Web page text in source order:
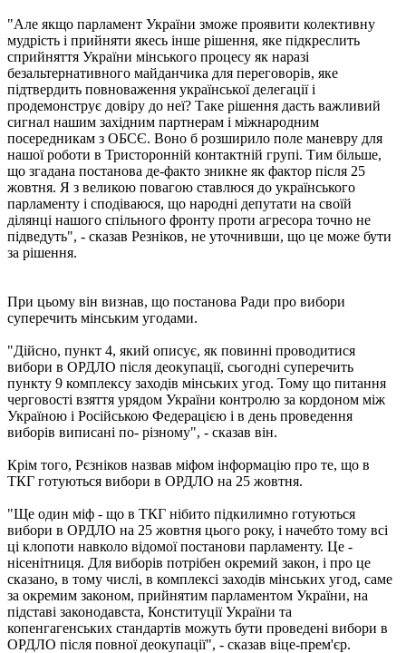
"Але якщо парламент України зможе проявити колективну
мудрість і прийняти якесь інше рішення, яке підкреслить
сприйняття України мінського процесу як наразі
безальтернативного майданчика для переговорів, яке
підтвердить повноваження української делегації і
продемонструє довіру до неї? Таке рішення дасть важливий
сигнал нашим західним партнерам і міжнародним
посередникам з ОБСЄ. Воно б розширило поле маневру для
нашої роботи в Тристоронній контактній групі. Тим більше,
що згадана постанова де-факто зникне як фактор після 25
жовтня. Я з великою повагою ставлюся до українського
парламенту і сподіваюся, що народні депутати на своїй
ділянці нашого спільного фронту проти агресора точно не
підведуть", - сказав Резніков, не уточнивши, що це може бути
за рішення.
При цьому він визнав, що постанова Ради про вибори
суперечить мінським угодами.
"Дійсно, пункт 4, який описує, як повинні проводитися
вибори в ОРДЛО після деокупації, сьогодні суперечить
пункту 9 комплексу заходів мінських угод. Тому що питання
черговості взяття урядом України контролю за кордоном між
Україною і Російською Федерацією і в день проведення
виборів виписані по- різному", - сказав він.
Крім того, Рєзніков назвав міфом інформацію про те, що в
ТКГ готуються вибори в ОРДЛО на 25 жовтня.
"Ще один міф - що в ТКГ нібито підкилимно готуються
вибори в ОРДЛО на 25 жовтня цього року, і начебто тому всі
ці клопоти навколо відомої постанови парламенту. Це -
нісенітниця. Для виборів потрібен окремий закон, і про це
сказано, в тому числі, в комплексі заходів мінських угод, саме
за окремим законом, прийнятим парламентом України, на
підставі законодавста, Конституції України та
копенгагенських стандартів можуть бути проведені вибори в
ОРДЛО після повної деокупації", - сказав віце-прем'єр.